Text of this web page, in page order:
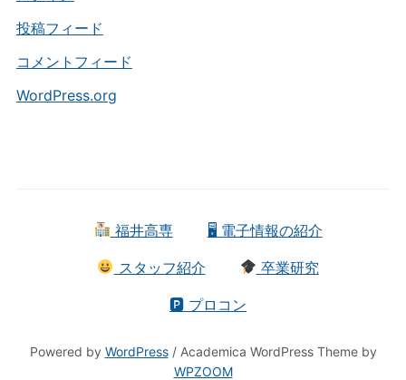
投稿フィード
コメントフィード
WordPress.org
福井高専 🖥 電子情報の紹介
スタッフ紹介 卒業研究
🅿 プロコン
Powered by WordPress/ Academica WordPress Theme by
WPZOOM